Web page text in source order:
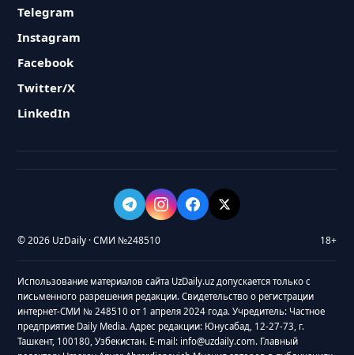
Telegram
Instagram
Facebook
Twitter/X
LinkedIn
© 2026 UzDaily · СМИ №248510 18+
Использование материалов сайта UzDaily.uz допускается только с
письменного разрешения редакции. Свидетельство о регистрации
интернет-СМИ № 248510 от 1 апреля 2024 года. Учредитель: Частное
предприятие Daily Media. Адрес редакции: Юнусабад, 12-27-73, г.
Ташкент, 100180, Узбекистан. E-mail: info@uzdaily.com. Главный